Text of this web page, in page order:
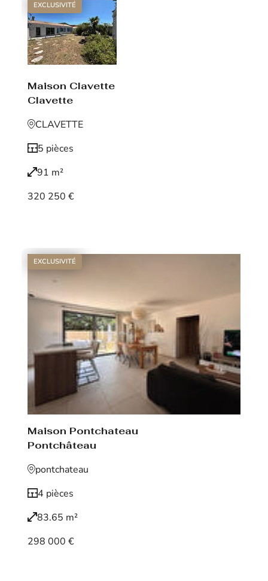
EXCLUSIVITÉ
Maison Clavette
Clavette
CLAVETTE
5 pièces
91 m²
320 250 €
EXCLUSIVITÉ
Maison Pontchateau
Pontchâteau
pontchateau
4 pièces
83.65 m²
298 000 €